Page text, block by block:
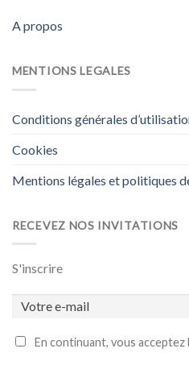
A propos
MENTIONS LEGALES
Conditions générales
Cookies
Mentions légales et politiques
RECEVEZ NOS INVITATIONS
S'inscrire
En continuant, vous